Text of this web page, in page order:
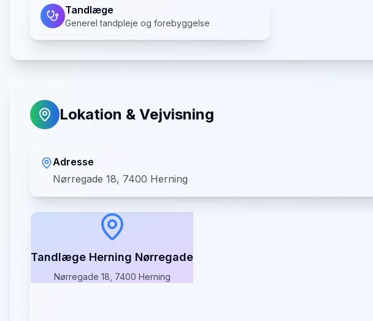
Tandlæge
Generel tandpleje og forebyggelse
Lokation & Vejvisning
Adresse
Nørregade 18, 7400 Herning
Tandlæge Herning Nørregade
Nørregade 18, 7400 Herning